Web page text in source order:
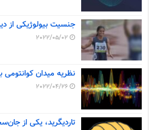
جنسیت بیولوژیکی از
2022/05/02
نظریه میدان کوانتومی
2022/04/26
تاردیگرید، یکی از